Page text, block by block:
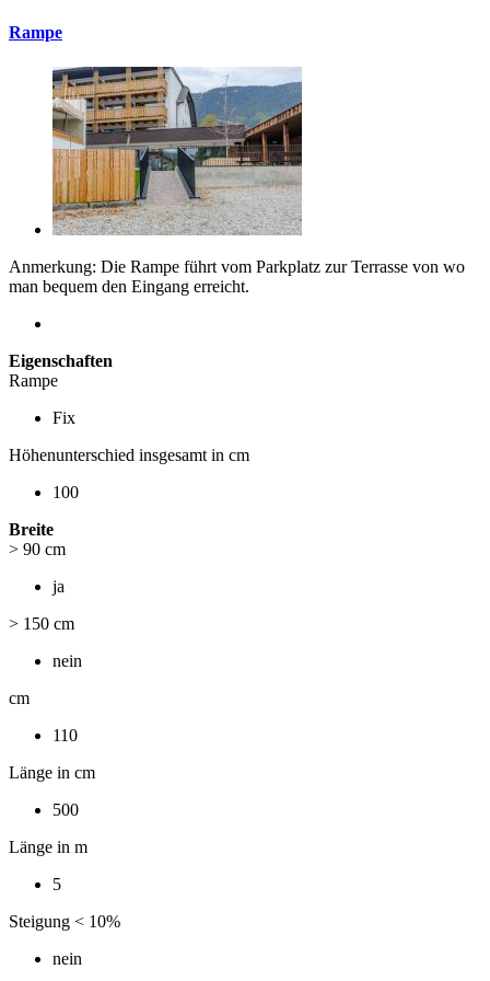
Rampe
Anmerkung: Die Rampe führt vom Parkplatz zur Terrasse von wo
man bequem den Eingang erreicht.
Eigenschaften
Rampe
Fix
Höhenunterschied insgesamt in cm
100
Breite
> 90 cm
ja
> 150 cm
nein
cm
110
Länge in cm
500
Länge in m
5
Steigung < 10%
nein